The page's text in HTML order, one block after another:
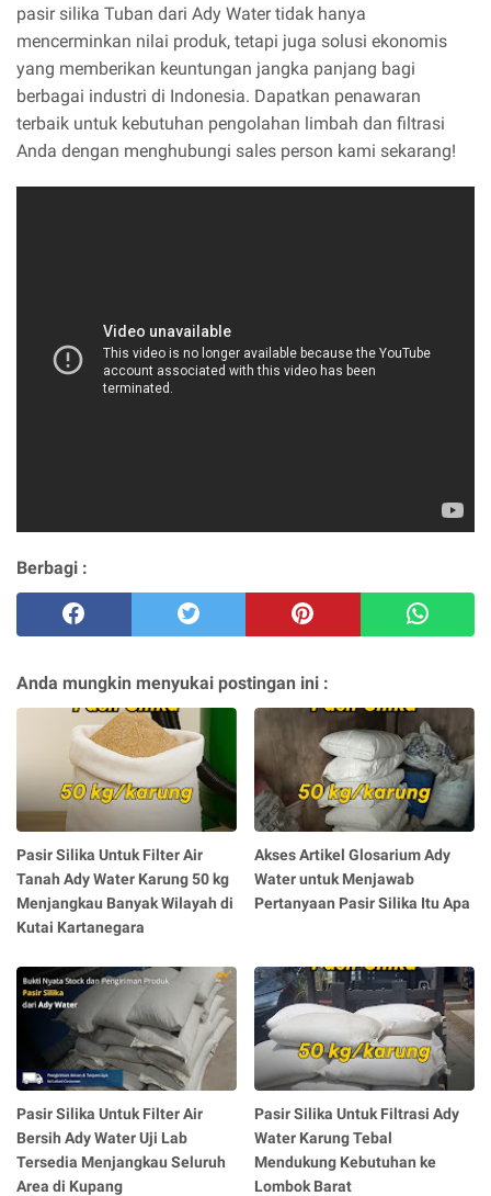
pasir silika Tuban dari Ady Water tidak hanya
mencerminkan nilai produk, tetapi juga solusi ekonomis
yang memberikan keuntungan jangka panjang bagi
berbagai industri di Indonesia. Dapatkan penawaran
terbaik untuk kebutuhan pengolahan limbah dan filtrasi
Anda dengan menghubungi sales person kami sekarang!
Berbagi :
Anda mungkin menyukai postingan ini :
Pasir Silika Untuk Filter Air
Tanah Ady Water Karung 50 kg
Menjangkau Banyak Wilayah di
Kutai Kartanegara
Akses Artikel Glosarium Ady
Water untuk Menjawab
Pertanyaan Pasir Silika Itu Apa
Pasir Silika Untuk Filter Air
Bersih Ady Water Uji Lab
Tersedia Menjangkau Seluruh
Area di Kupang
Pasir Silika Untuk Filtrasi Ady
Water Karung Tebal
Mendukung Kebutuhan ke
Lombok Barat